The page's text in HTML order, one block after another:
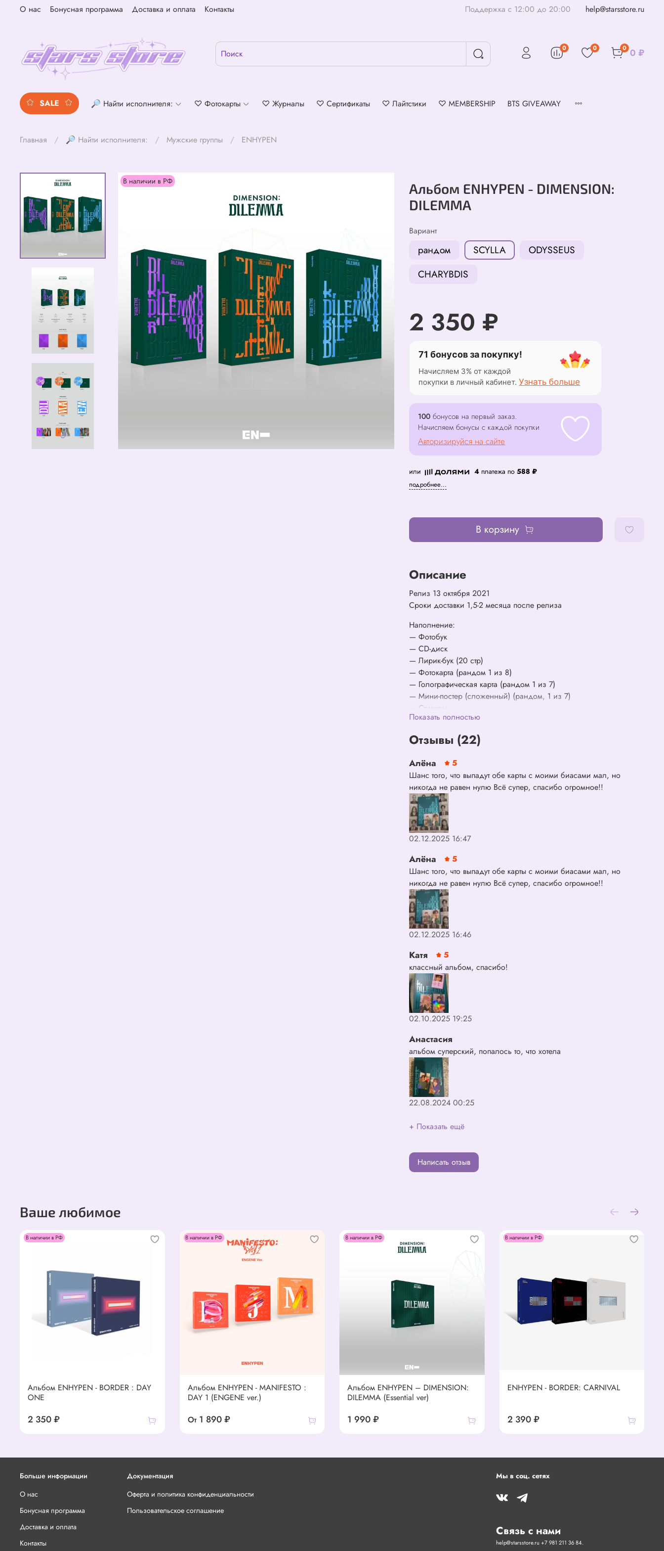
О нас Бонусная программа Доставка и оплата Контакты Поддержка с 12:00 до 20:00 help@starsstore.ru
0 0 0 0 ₽
SALE 🔎 Найти исполнителя: ♡ Фотокарты ♡ Журналы ♡ Сертификаты ♡ Лайтстики ♡ MEMBERSHIP BTS GIVEAWAY
Главная 🔎 Найти исполнителя: Мужские группы ENHYPEN
В наличии в РФ
Альбом ENHYPEN - DIMENSION:
DILEMMA
Вариант
рандом SCYLLA
ODYSSEUS
CHARYBDIS
2 350 ₽
71 бонусов за покупку!
Начисляем 3% от каждой
покупки в личный кабинет.Узнать больше
100 бонусов на первый заказ.
Начисляем бонусы с каждой покупки
Авторизируйся на сайте
или 4 платежа по588 ₽
подробнее...
В корзину
Описание
Релиз 13 октября 2021
Сроки доставки 1,5-2 месяца после релиза
Наполнение:
— Фотобук
— CD-диск
— Лирик-бук (20 стр)
— Фотокарта (рандом 1 из 8)
— Голографическая карта (рандом 1 из 7)
— Мини-постер (сложенный) (рандом, 1 из 7)
— Стикеры
Показать полностью
Отзывы (22)
Алёна
5
Шанс того, что выпадут обе карты с моими биасами мал, но
никогда не равен нулю Всё супер, спасибо огромное!!
02.12.2025 16:47
Алёна
5
Шанс того, что выпадут обе карты с моими биасами мал, но
никогда не равен нулю Всё супер, спасибо огромное!!
02.12.2025 16:46
Катя
5
классный альбом, спасибо!
02.10.2025 19:25
Анастасия
альбом суперский, попалось то, что хотела
22.08.2024 00:25
+ Показать ещё
Написать отзыв
Ваше любимое
В наличии в РФ
Альбом ENHYPEN - BORDER : DAY
ONE
2 350 ₽
В наличии в РФ
Альбом ENHYPEN - MANIFESTO :
DAY 1 (ENGENE ver.)
От 1 890 ₽
В наличии в РФ
Альбом ENHYPEN – DIMENSION:
DILEMMA (Essential ver)
1 990 ₽
В наличии в РФ
ENHYPEN - BORDER: CARNIVAL
2 390 ₽
Больше информации
О нас
Бонусная программа
Доставка и оплата
Контакты
Документация
Оферта и политика конфиденциальности
Пользовательское соглашение
Мы в соц. сетях
Связь с нами
help@starsstore.ru +7 981 211 36 84.